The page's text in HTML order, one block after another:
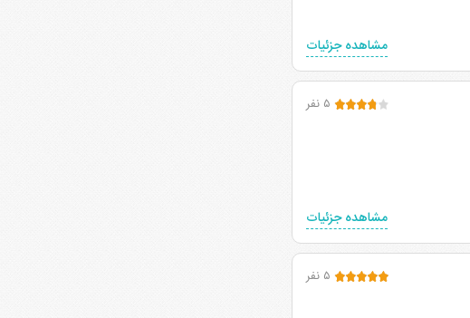
مشاهده جزئیات
۵ نفر
مشاهده جزئیات
۵ نفر